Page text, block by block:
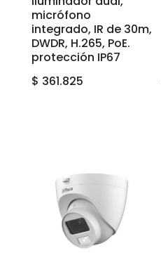
micrófono
integrado, IR de 30m,
DWDR, H.265, PoE.
protección IP67
$ 361.825